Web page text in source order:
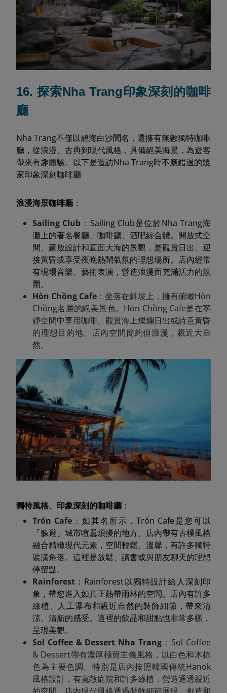
16. 探索Nha Trang印象深刻的咖啡
廳
Nha Trang不僅以碧海白沙聞名，還擁有無數獨特咖啡
廳，從浪漫、古典到現代風格，具備絕美海景，為遊客
帶來有趣體驗。以下是造訪Nha Trang時不應錯過的幾
家印象深刻咖啡廳
浪漫海景咖啡廳：
Sailing Club ：Sailing Club是位於Nha Trang海
灘上的著名餐廳、咖啡廳、酒吧綜合體。開放式空
間、豪放設計和直面大海的景觀，是觀賞日出、迎
接黃昏或享受夜晚熱鬧氣氛的理想場所。店內經常
有現場音樂、藝術表演，營造浪漫而充滿活力的氛
圍。
Hòn Chồng Cafe ：坐落在斜坡上，擁有俯瞰Hòn
Chồng名勝的絕美景色。Hòn Chồng Cafe是在寧
靜空間中享用咖啡、觀賞海上燦爛日出或詩意黃昏
的理想目的地。店內空間簡約但浪漫，親近大自
然。
獨特風格、印象深刻的咖啡廳：
Trốn Cafe：如其名所示，Trốn Cafe是您可以
「躲避」城市喧囂煩擾的地方。店內帶有古樸風格
融合精緻現代元素，空間輕鬆、溫馨，有許多獨特
裝潢角落。這裡是放鬆、讀書或與朋友聊天的理想
停留點。
Rainforest ：Rainforest以獨特設計給人深刻印
象，帶您進入如真正熱帶雨林的空間。店內有許多
綠植、人工瀑布和親近自然的裝飾細節，帶來清
涼、清新的感受。這裡的飲品和甜點也非常多樣，
呈現美觀。
Sol Coffee & Dessert Nha Trang：Sol Coffee
& Dessert帶有濃厚極簡主義風格，以白色和木棕
色為主要色調。特別是店內按照韓國傳統Hanok
風格設計，有寬敞庭院和許多綠植，營造通透親近
的空間。店內現代風格透過裝飾細節展現，創造和